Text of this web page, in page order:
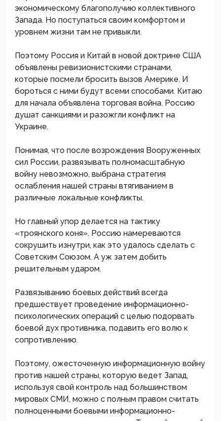
экономическому благополучию коллективного
Запада. Но поступаться своим комфортом и
уровнем жизни там не привыкли.
Поэтому Россия и Китай в новой доктрине США
объявлены ревизионистскими странами,
которые посмели бросить вызов Америке. И
бороться с ними будут всеми способами. Китаю
для начала объявлена торговая война. Россию
душат санкциями и разожгли конфликт на
Украине.
Понимая, что после возрождения Вооруженных
сил России, развязывать полномасштабную
войну невозможно, выбрана стратегия
ослабления нашей страны втягиванием в
различные локальные конфликты.
Но главный упор делается на тактику
«троянского коня». Россию намереваются
сокрушить изнутри, как это удалось сделать с
Советским Союзом. А уж затем добить
решительным ударом.
Развязыванию боевых действий всегда
предшествует проведение информационно-
психологических операций с целью подорвать
боевой дух противника, подавить его волю к
сопротивлению.
Поэтому, ожесточенную информационную войну
против нашей страны, которую ведет Запад,
используя свой контроль над большинством
мировых СМИ, можно с полным правом считать
полноценными боевыми информационно-